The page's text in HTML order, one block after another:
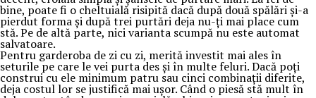
bine, poate fi o cheltuială risipită dacă după două spălări și-a
pierdut forma și după trei purtări deja nu-ți mai place cum
stă. Pe de altă parte, nici varianta scumpă nu este automat
salvatoare.
Pentru garderoba de zi cu zi, merită investit mai ales în
seturile pe care le vei purta des și în multe feluri. Dacă poți
construi cu ele minimum patru sau cinci combinații diferite,
deja costul lor se justifică mai ușor. Când o piesă stă mult în